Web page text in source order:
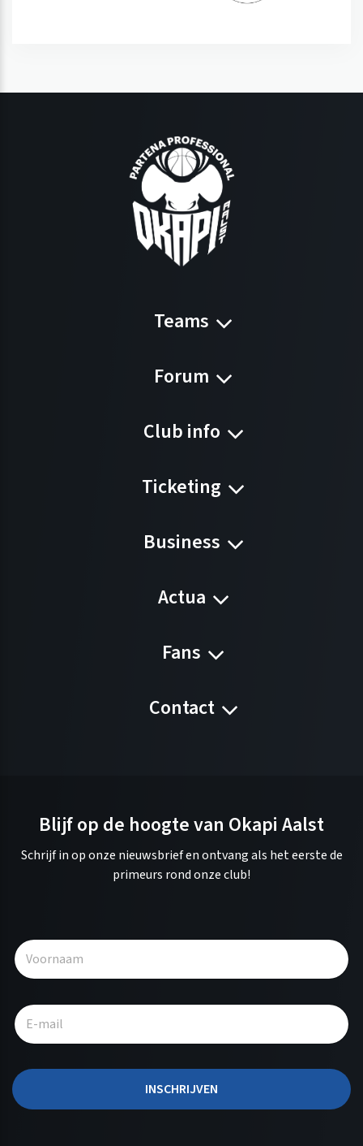
Teams
Forum
Club info
Ticketing
Business
Actua
Fans
Contact
Blijf op de hoogte van Okapi Aalst
Schrijf in op onze nieuwsbrief en ontvang als het eerste de
primeurs rond onze club!
INSCHRIJVEN
l
r
t